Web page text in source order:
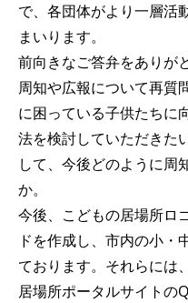
で、各団体がより一層活
まいります。
前向きなご答弁をありが
周知や広報について再質
に困っている子供たちに
法を検討していただきた
して、今後どのように周
か。
今後、こどもの居場所ロ
ドを作成し、市内の小・
ております。それらには
居場所ポータルサイトの